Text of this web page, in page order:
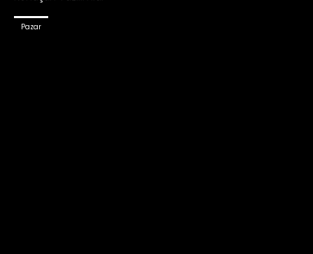
Pazar